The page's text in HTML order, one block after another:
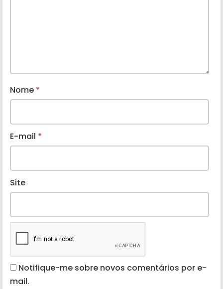
Nome *
E-mail *
Site
Notifique-me sobre novos comentários por e-
mail.